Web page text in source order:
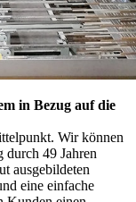
in Bezug auf die
Wir können
durch 49 Jahren
ausgebildeten
eine einfache